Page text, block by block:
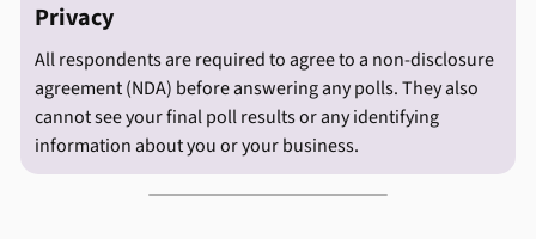
Privacy
All respondents are required to agree to a non-disclosure
agreement (NDA) before answering any polls. They also
cannot see your final poll results or any identifying
information about you or your business.